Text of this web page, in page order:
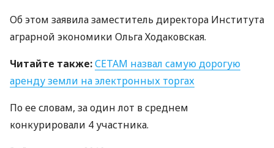
Об этом заявила заместитель директора Института
аграрной экономики Ольга Ходаковская.
Читайте также:СЕТАМ назвал самую дорогую
аренду земли на электронных торгах
По ее словам, за один лот в среднем
конкурировали 4 участника.